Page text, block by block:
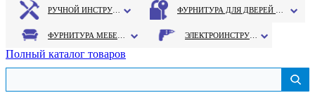
Полный каталог товаров